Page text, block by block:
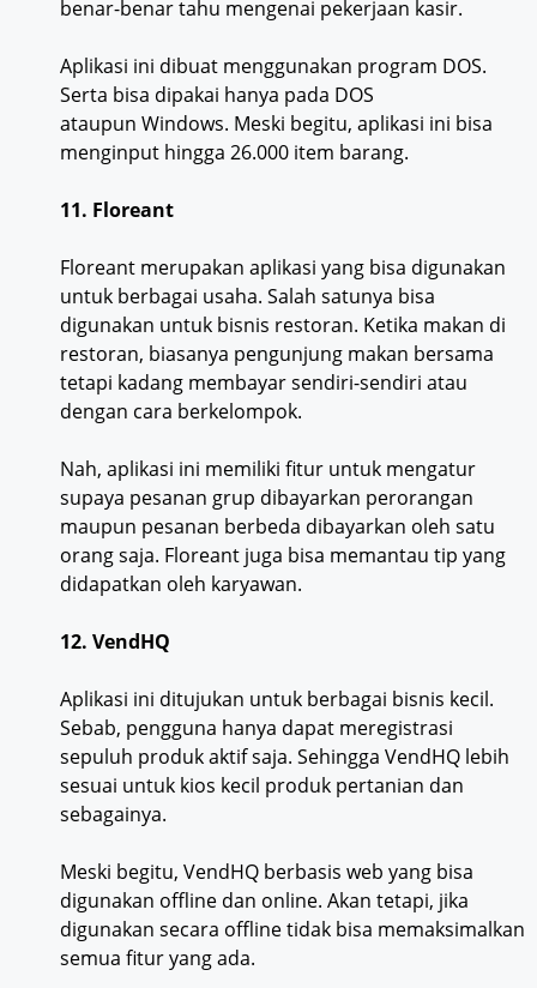
benar-benar tahu mengenai pekerjaan kasir.
Aplikasi ini dibuat menggunakan program DOS.
Serta bisa dipakai hanya pada DOS
ataupun Windows. Meski begitu, aplikasi ini bisa
menginput hingga 26.000 item barang.
11. Floreant
Floreant merupakan aplikasi yang bisa digunakan
untuk berbagai usaha. Salah satunya bisa
digunakan untuk bisnis restoran. Ketika makan di
restoran, biasanya pengunjung makan bersama
tetapi kadang membayar sendiri-sendiri atau
dengan cara berkelompok.
Nah, aplikasi ini memiliki fitur untuk mengatur
supaya pesanan grup dibayarkan perorangan
maupun pesanan berbeda dibayarkan oleh satu
orang saja. Floreant juga bisa memantau tip yang
didapatkan oleh karyawan.
12. VendHQ
Aplikasi ini ditujukan untuk berbagai bisnis kecil.
Sebab, pengguna hanya dapat meregistrasi
sepuluh produk aktif saja. Sehingga VendHQ lebih
sesuai untuk kios kecil produk pertanian dan
sebagainya.
Meski begitu, VendHQ berbasis web yang bisa
digunakan offline dan online. Akan tetapi, jika
digunakan secara offline tidak bisa memaksimalkan
semua fitur yang ada.